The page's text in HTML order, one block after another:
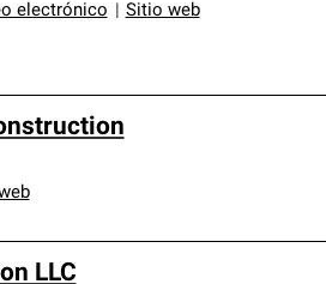
electrónico Sitio web
LLC